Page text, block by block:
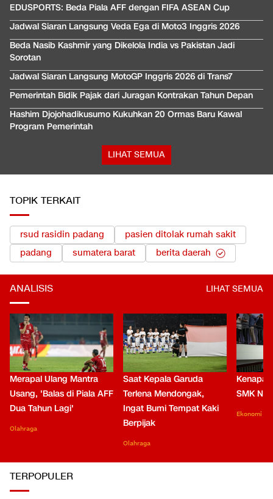
EDUSPORTS: Beda Piala AFF dengan FIFA ASEAN Cup
Jadwal Siaran Langsung Veda Ega di Moto3 Inggris 2026
Beda Nasib Kashmir yang Dikelola India vs Pakistan Jadi
Sorotan
Jadwal Siaran Langsung MotoGP Inggris 2026 di Trans7
Pemerintah Bidik Pajak dari Juragan Kontrakan Tahun Depan
Hashim Djojohadikusumo Kukuhkan 20 Ormas Baru Kawal
Program Pemerintah
LIHAT SEMUA
TOPIK TERKAIT
rsud rasidin padang
pasien ditolak rumah sakit
padang
sumatera barat berita daerah
ANALISIS LIHAT SEMUA
Merapal Ulang Mantra
Usang, 'Balas di Piala AFF
Dua Tahun Lagi'
Olahraga
Saat Kepala Garuda
Terlena Mendongak,
Ingat Bumi Tempat Kaki
Berpijak
Olahraga
Kenapa
SMK
Ekonomi
TERPOPULER